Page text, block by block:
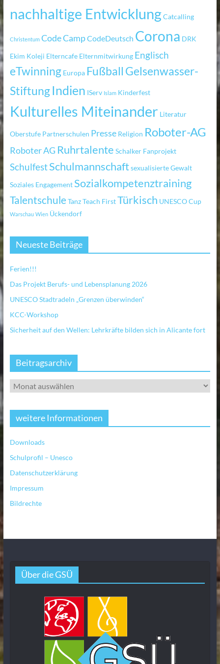
nachhaltige EntwicklungCatcalling
Christentum Code CampCodeDeutsch Corona DRK
Ekim Koleji Elterncafe Elternmitwirkung Englisch
eTwinning Europa Fußball Gelsenwasser-
StiftungIndien IServ Islam Kinderfest
Kulturelles Miteinander Literatur
Oberstufe Partnerschulen Presse Religion Roboter-AG
Roboter AG Ruhrtalente Schalker Fanprojekt
SchulfestSchulmannschaftsexualisierte Gewalt
Soziales Engagement Sozialkompetenztraining
TalentschuleTanzTeach FirstTürkisch UNESCO Cup
Warschau Wien Ückendorf
Neueste Beiträge
Ferien!!!
Das Projekt Berufs- und Lebensplanung 2026
UNESCO Stadtradeln „Grenzen überwinden“
KCC-Workshop
Sicherheit auf den Wellen: Lehrkräfte bilden sich in Alicante fort
Beitragsarchiv
weitere Informationen
Downloads
Schulprofil – Unesco
Datenschutzerklärung
Impressum
Bildrechte
Über die GSÜ